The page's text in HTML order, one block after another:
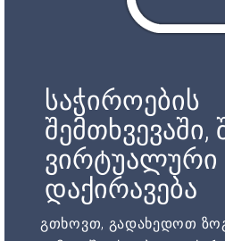
საჭიროების
შემთხვევაში,
ვირტუალური
დაქირავება
გთხოვთ, გადახედოთ